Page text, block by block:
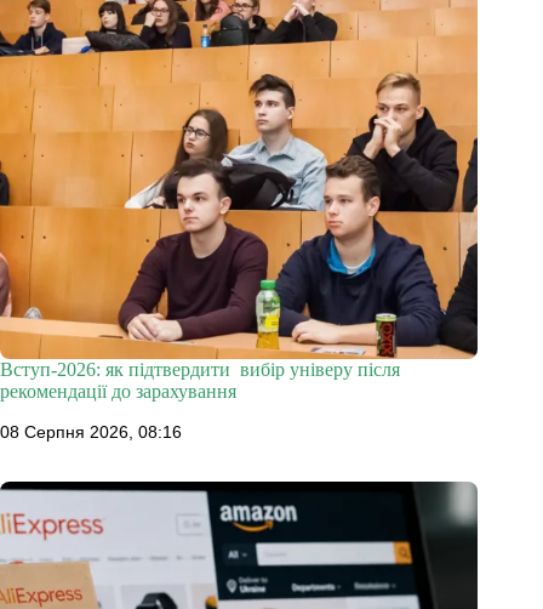
Вступ-2026: як підтвердити вибір універу після
рекомендації до зарахування
08 Серпня 2026, 08:16